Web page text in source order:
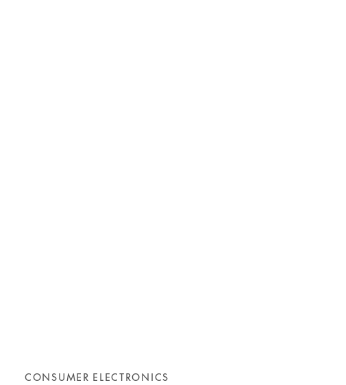
CONSUMER ELECTRONICS